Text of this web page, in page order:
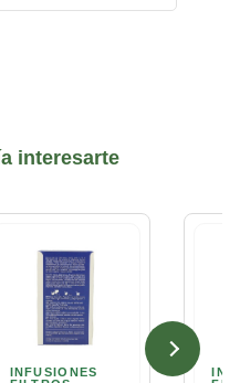
interesarte
INFUSIONES